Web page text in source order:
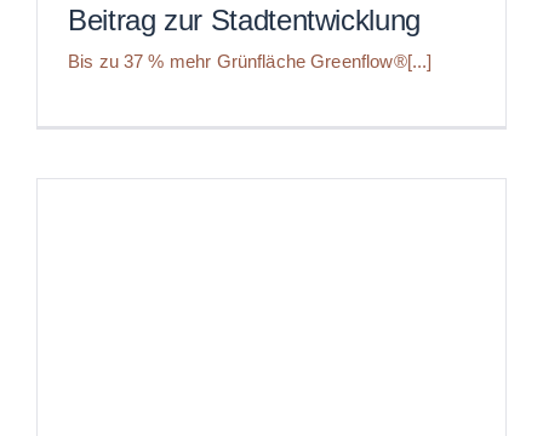
Greenflow®: ein nachhaltiger
Beitrag zur Stadtentwicklung
Bis zu 37 % mehr Grünfläche Greenflow®[...]